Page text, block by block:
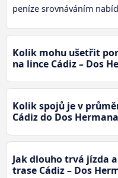
peníze srovnáváním
Kolik mohu ušetřit
na lince Cádiz – Dos
Kolik spojů je v
Cádiz do Dos
Jak dlouho trvá jízda
trase Cádiz – Dos